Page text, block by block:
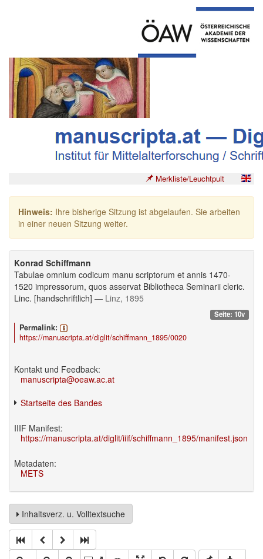
Merkliste/Leuchtpult
Hinweis: Ihre bisherige Sitzung ist abgelaufen. Sie arbeiten
in einer neuen Sitzung weiter.
Konrad Schiffmann
Tabulae omnium codicum manu scriptorum et annis 1470-
1520 impressorum, quos asservat Bibliotheca Seminarii cleric.
Linc. [handschriftlich] — Linz, 1895
Seite: 10v
Permalink:
https://manuscripta.at/diglit/schiffmann_1895/0020
Kontakt und Feedback:
manuscripta@oeaw.ac.at
Startseite des Bandes
IIIF Manifest:
https://manuscripta.at/diglit/iiif/schiffmann_1895/manifest.json
Metadaten:
METS
Inhaltsverz. u. Volltextsuche